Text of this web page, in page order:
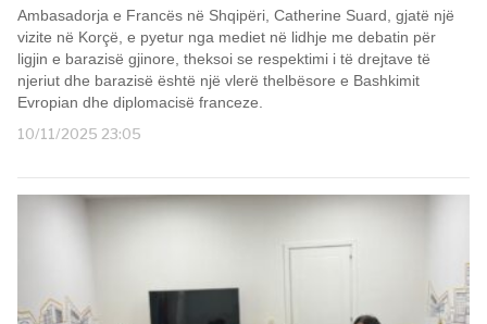
Ambasadorja e Francës në Shqipëri, Catherine Suard, gjatë një
vizite në Korçë, e pyetur nga mediet në lidhje me debatin për
ligjin e barazisë gjinore, theksoi se respektimi i të drejtave të
njeriut dhe barazisë është një vlerë thelbësore e Bashkimit
Evropian dhe diplomacisë franceze.
10/11/2025 23:05